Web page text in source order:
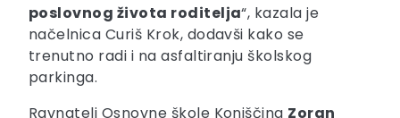
poslovnog života roditelja“, kazala je
načelnica Curiš Krok, dodavši kako se
trenutno radi i na asfaltiranju školskog
parkinga.
Ravnatelj Osnovne škole Konjščina Zoran